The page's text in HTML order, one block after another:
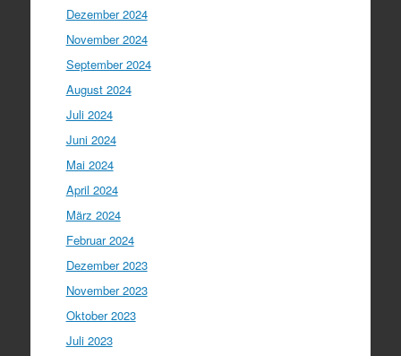
Dezember 2024
November 2024
September 2024
August 2024
Juli 2024
Juni 2024
Mai 2024
April 2024
März 2024
Februar 2024
Dezember 2023
November 2023
Oktober 2023
Juli 2023